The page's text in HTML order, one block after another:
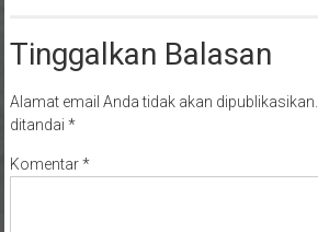
Tinggalkan Balasan
Alamat email Anda tidak akan dipublikasikan.
ditandai *
Komentar*